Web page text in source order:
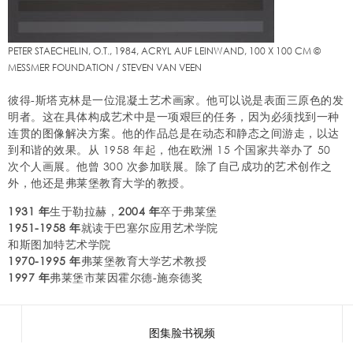
PETER STAECHELIN, O.T., 1984, ACRYL AUF LEINWAND, 100 X 100 CM ©
MESSMER FOUNDATION / STEVEN VAN VEEN
彼得-斯塔克林是一位混凝土艺术画家。他可以说是表面三原色的发
明者。这在具体构成艺术中是一项艰巨的任务，因为必须找到一种
连贯的图像解决方案。他的作品总是在动态和静态之间游走，以达
到和谐的效果。从 1958 年起，他在欧洲 15 个国家共举办了 50
次个人画展。他曾 300 次参加联展。除了自己成功的艺术创作之
外，他还是弗莱堡教育大学的教授。
1931 年生于勒拉赫， 2004 年卒于弗莱堡
1951-1958 年就读于巴塞尔应用艺术学院
和斯图加特艺术学院
1970-1995 年弗莱堡教育大学艺术教授
1997 年弗莱堡市莱因霍尔德-施奈德奖
图集脸书视频